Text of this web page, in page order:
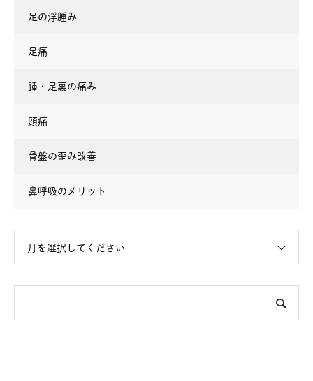
足の浮腫み
足痛
踵・足裏の痛み
頭痛
骨盤の歪み改善
鼻呼吸のメリット
月を選択してください